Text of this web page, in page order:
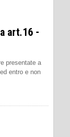
art.16 -
presentate a
entro e non